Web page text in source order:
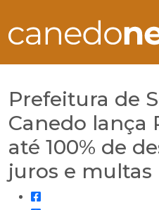
Prefeitura de
Canedo lança
até 100% de
juros e multas